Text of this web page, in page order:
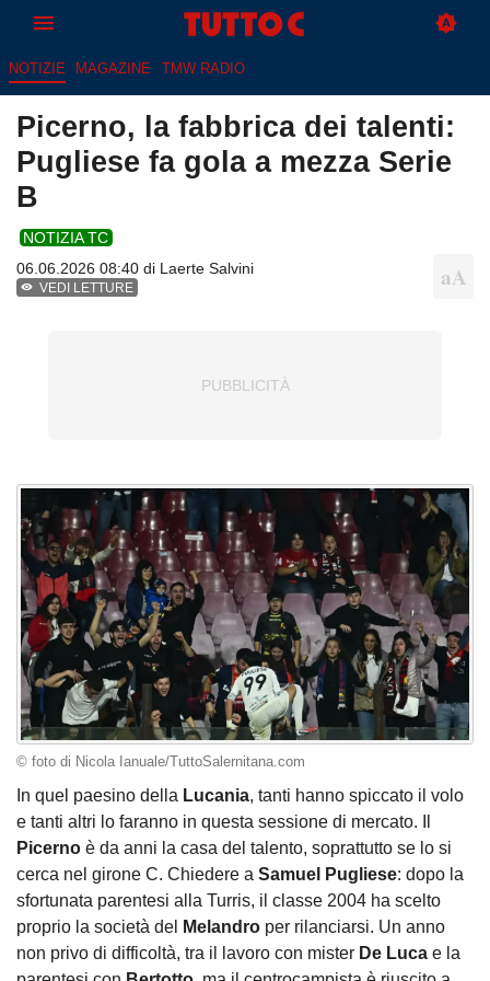
NOTIZIE MAGAZINE TMW RADIO
Picerno, la fabbrica dei talenti:
Pugliese fa gola a mezza Serie
B
NOTIZIA TC
06.06.2026 08:40 di Laerte Salvini
VEDI LETTURE
© foto di Nicola Ianuale/TuttoSalernitana.com
In quel paesino della Lucania, tanti hanno spiccato il volo
e tanti altri lo faranno in questa sessione di mercato. Il
Picerno è da anni la casa del talento, soprattutto se lo si
cerca nel girone C. Chiedere a Samuel Pugliese: dopo la
sfortunata parentesi alla Turris, il classe 2004 ha scelto
proprio la società del
Melandro per rilanciarsi. Un anno
non privo di difficoltà, tra il lavoro con mister De Luca e la